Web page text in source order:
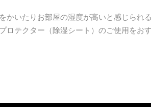
いたりお部屋の湿度が高いと感じられ
テクター（除湿シート）のご使用をお